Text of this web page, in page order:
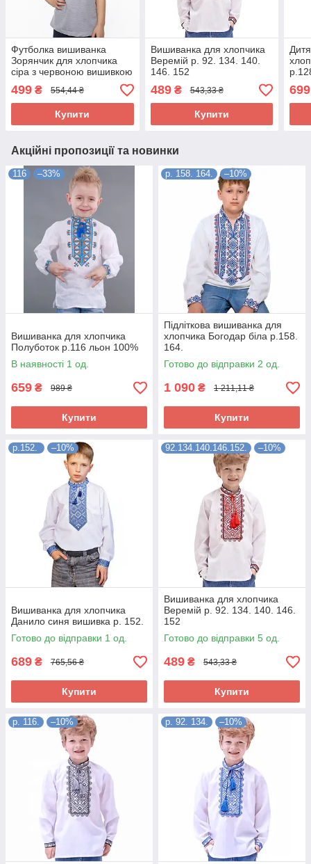
Футболка вишиванка
Зорянчик для хлопчика
сіра з червоною вишивкою
трикотажна р.128. 134.
140. 146. 152.
499 ₴ 554,44 ₴
Купити
Вишиванка для хлопчика
Веремій р. 92. 134. 140.
146. 152
489₴ 543,33 ₴
Купити
699
Акційні пропозиції та новинки
116 –33%
Вишиванка для хлопчика
Полуботок р.116 льон 100%
В наявності 1 од.
659 ₴ 989 ₴
Купити
р. 158. 164. –10%
Підліткова вишиванка для
хлопчика Богодар біла р.158.
164.
Готово до відправки 2 од.
1 090 ₴ 1 211,11 ₴
Купити
р.152. –10%
Вишиванка для хлопчика
Данило синя вишивка р. 152.
Готово до відправки 1 од.
689 ₴ 765,56 ₴
Купити
92.134.140.146.152. –10%
Вишиванка для хлопчика
Веремій р. 92. 134. 140. 146.
152
Готово до відправки 5 од.
489 ₴ 543,33 ₴
Купити
р. 116. –10% р. 92. 134. –10%